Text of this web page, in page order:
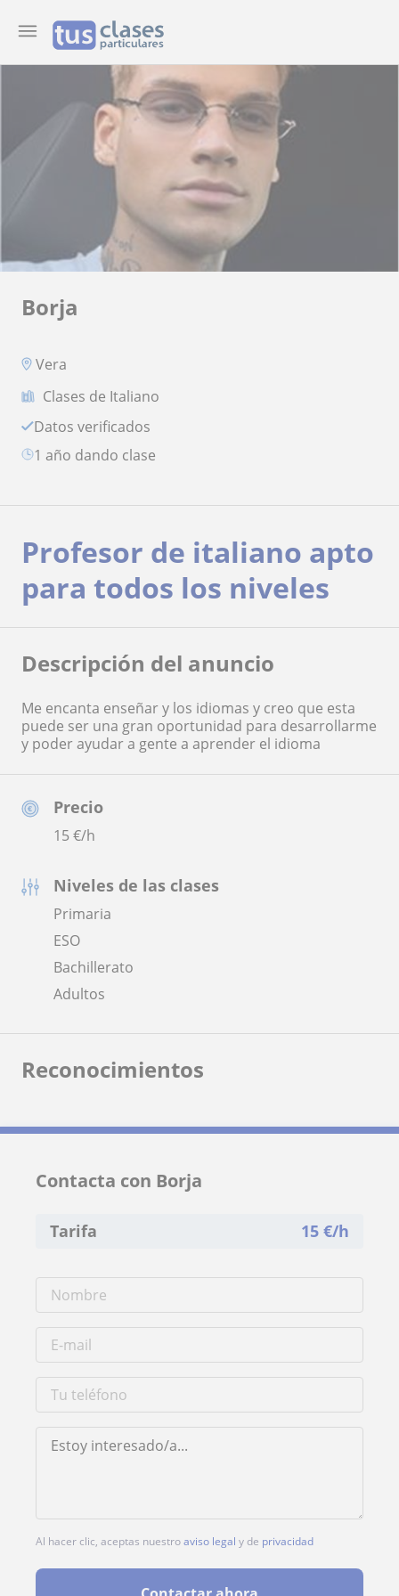
Borja
Vera
Clases de Italiano
Datos verificados
1 año dando clase
Precio
15€/h
Niveles de las clases
Primaria
ESO
Bachillerato
Adultos
Profesor de italiano apto
para todos los niveles
Descripción del anuncio
Me encanta enseñar y los idiomas y creo que esta
puede ser una gran oportunidad para desarrollarme
y poder ayudar a gente a aprender el idioma
Reconocimientos
Contacta con Borja
Tarifa 15 €/h
Al hacer clic, aceptas nuestroaviso legal y de privacidad